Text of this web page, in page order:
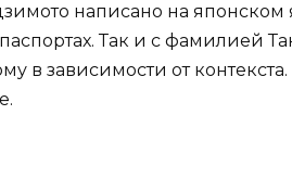
написано на японском
Так и с фамилией
в зависимости от